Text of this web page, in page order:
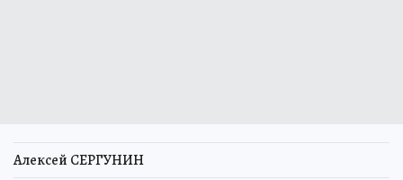
Алексей СЕРГУНИН